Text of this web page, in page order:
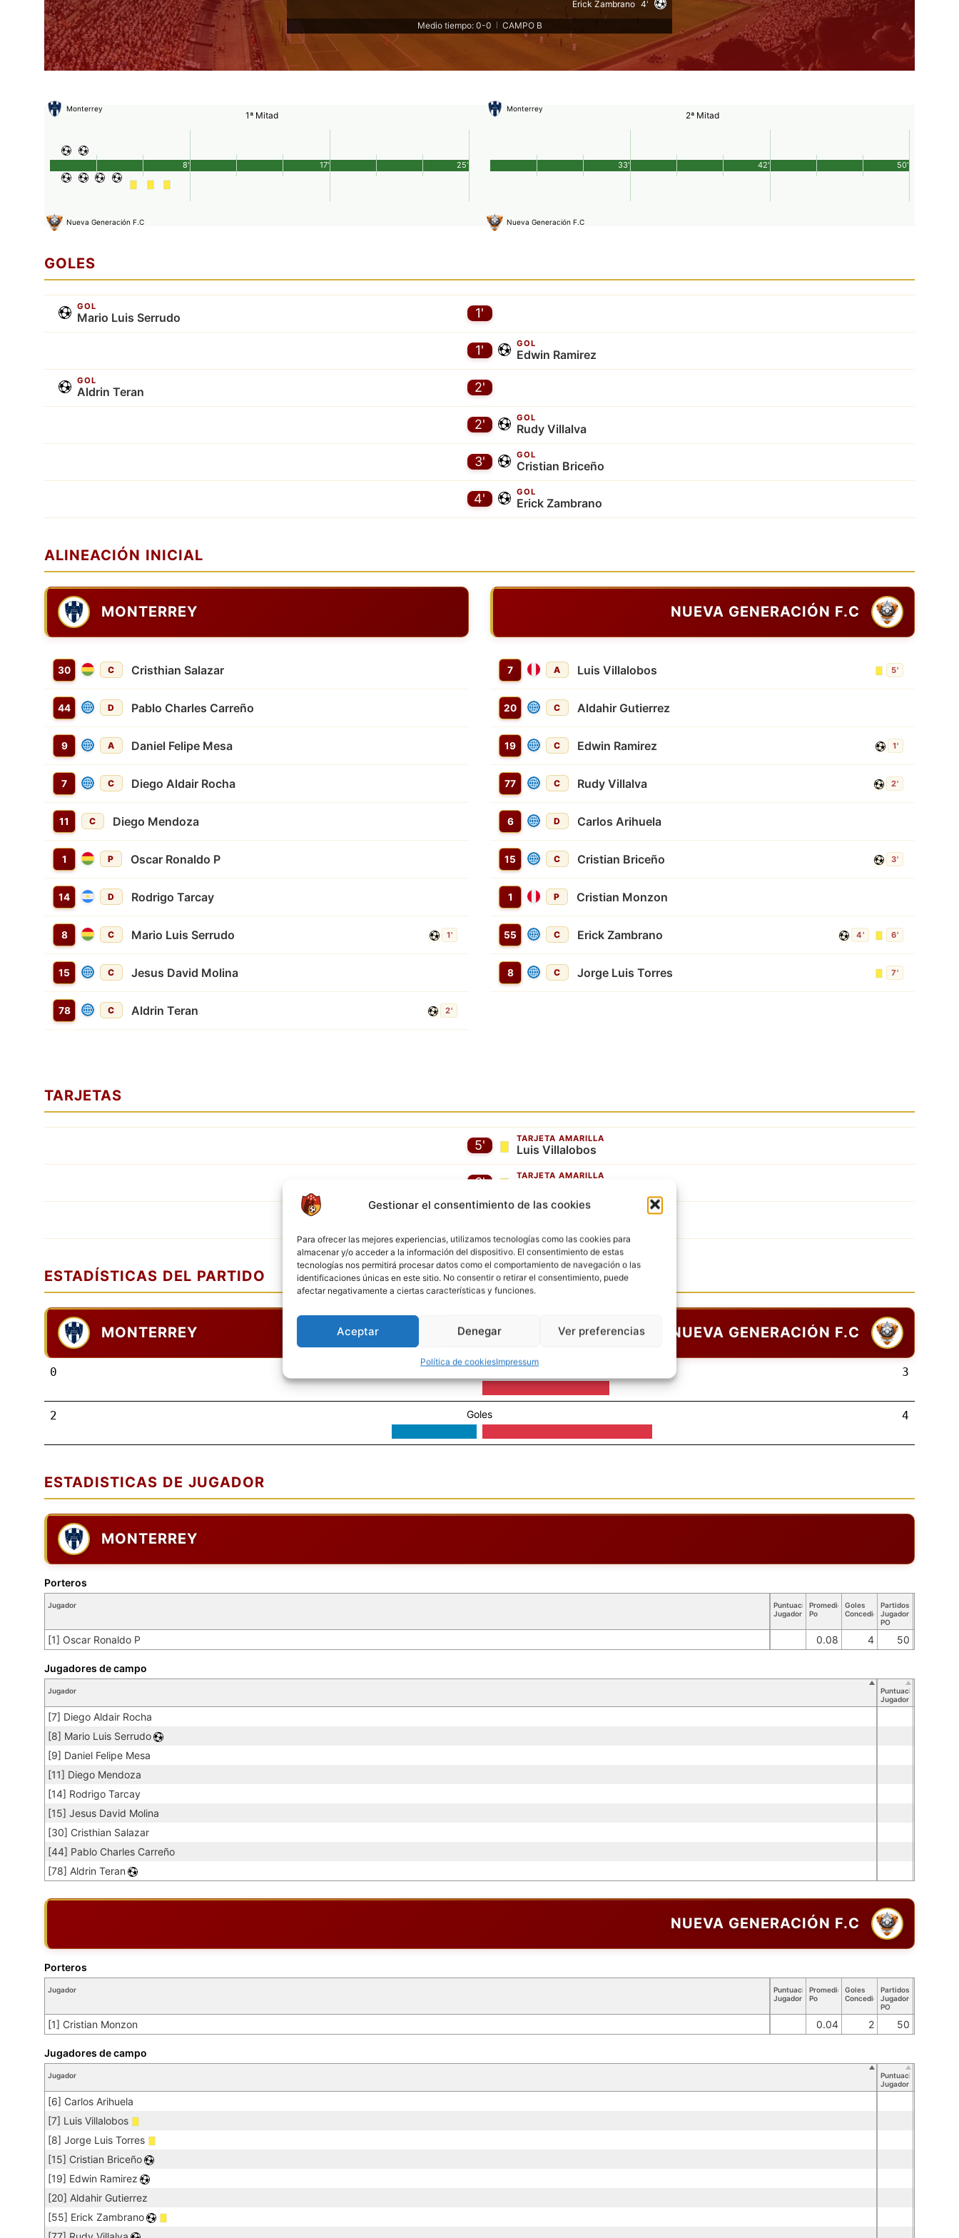
Gestionar el consentimiento de las cookies
Para ofrecer las mejores experiencias, utilizamos tecnologías como las cookies para
almacenar y/o acceder a la información del dispositivo. El consentimiento de estas
tecnologías nos permitirá procesar datos como el comportamiento de navegación o las
identificaciones únicas en este sitio. No consentir o retirar el consentimiento, puede
afectar negativamente a ciertas características y funciones.
Aceptar Denegar Ver preferencias
Política de cookiesImpressum
Erick Zambrano 4'
Medio tiempo: 0-0
CAMPO B
Monterrey
1ª Mitad
Nueva Generación F.C
25'
8' 17'
Monterrey
2ª Mitad
Nueva Generación F.C
50'
33' 42'
GOLES
GOL
Mario Luis Serrudo 1'
1' GOL
Edwin Ramirez
GOL
Aldrin Teran 2'
2' GOL
Rudy Villalva
3' GOL
Cristian Briceño
4' GOL
Erick Zambrano
ALINEACIÓN INICIAL
MONTERREY
30 C Cristhian Salazar
44 D Pablo Charles Carreño
9 A Daniel Felipe Mesa
7 C Diego Aldair Rocha
11 C Diego Mendoza
1 P Oscar Ronaldo P
14 D Rodrigo Tarcay
8 C Mario Luis Serrudo 1'
15 C Jesus David Molina
78 C Aldrin Teran 2'
NUEVA GENERACIÓN F.C
7 A Luis Villalobos 5'
20 C Aldahir Gutierrez
19 C Edwin Ramirez 1'
77 C Rudy Villalva 2'
6 D Carlos Arihuela
15 C Cristian Briceño 3'
1 P Cristian Monzon
55 C Erick Zambrano 4' 6'
8 C Jorge Luis Torres 7'
TARJETAS
5' TARJETA AMARILLA
Luis Villalobos
6' TARJETA AMARILLA
TARJETA AMARILLA
ESTADÍSTICAS DEL PARTIDO
MONTERREY NUEVA GENERACIÓN F.C
0 Tarjetas amarillas 3
2 Goles 4
ESTADISTICAS DE JUGADOR
MONTERREY
Jugador
Puntuación
Jugador
Promedio
Po
Goles
Concedidos
Partidos
Jugador
PO
[1] Oscar Ronaldo P 0.08 4 50
Porteros
Jugador
Puntuación
Jugador
[7] Diego Aldair Rocha
[8] Mario Luis Serrudo
[9] Daniel Felipe Mesa
[11] Diego Mendoza
[14] Rodrigo Tarcay
[15] Jesus David Molina
[30] Cristhian Salazar
[44] Pablo Charles Carreño
[78] Aldrin Teran
Jugadores de campo
NUEVA GENERACIÓN F.C
Jugador
Puntuación
Jugador
Promedio
Po
Goles
Concedidos
Partidos
Jugador
PO
[1] Cristian Monzon 0.04 2 50
Porteros
Jugador
Puntuación
Jugador
[6] Carlos Arihuela
[7] Luis Villalobos
[8] Jorge Luis Torres
[15] Cristian Briceño
[19] Edwin Ramirez
[20] Aldahir Gutierrez
[55] Erick Zambrano
Jugadores de campo